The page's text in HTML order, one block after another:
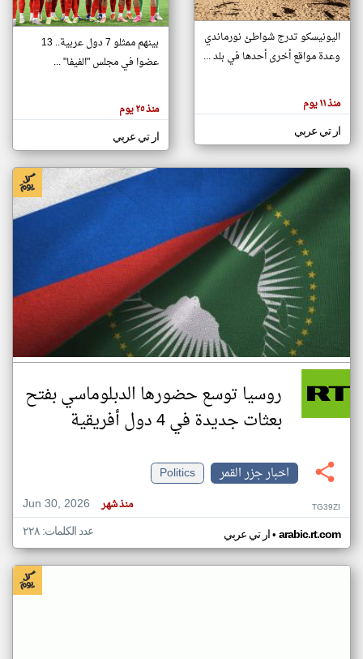
تغيير الدولة
اخبار جزر القمر على مدار الساعة
أهم اخبار جزر القمر العاجلة والمباشرة
هنا عن
وجهة
كاتبيها.
اليونيسكو تدرج شواطئ نورماندي
وعدة مواقع أخرى أحدها في بلد ...
منذ ١١ يوم
ار تي عربي
بينهم ممثلو 7 دول عربية.. 13
عضوا في مجلس "الفيفا" ...
منذ ٢٥ يوم
ار تي عربي
روسيا توسع حضورها الدبلوماسي بفتح
بعثات جديدة في 4 دول أفريقية
اخبار جزر القمر
Politics
Jun 30, 2026
منذ شهر TG39ZI
ار تي عربي• arabic.rt.com عدد الكلمات: ٢٢٨
klyoum.com